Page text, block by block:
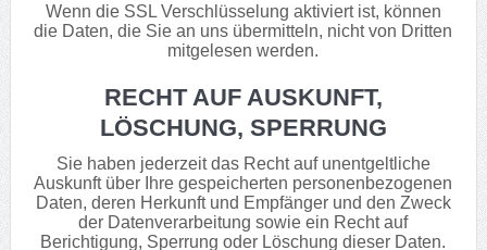
Wenn die SSL Verschlüsselung aktiviert ist, können
die Daten, die Sie an uns übermitteln, nicht von Dritten
mitgelesen werden.
RECHT AUF AUSKUNFT,
LÖSCHUNG, SPERRUNG
Sie haben jederzeit das Recht auf unentgeltliche
Auskunft über Ihre gespeicherten personenbezogenen
Daten, deren Herkunft und Empfänger und den Zweck
der Datenverarbeitung sowie ein Recht auf
Berichtigung, Sperrung oder Löschung dieser Daten.